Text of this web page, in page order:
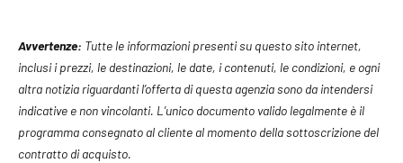
Avvertenze: Tutte le informazioni presenti su questo sito internet,
inclusi i prezzi, le destinazioni, le date, i contenuti, le condizioni, e ogni
altra notizia riguardanti l’offerta di questa agenzia sono da intendersi
indicative e non vincolanti. L’unico documento valido legalmente è il
programma consegnato al cliente al momento della sottoscrizione del
contratto di acquisto.